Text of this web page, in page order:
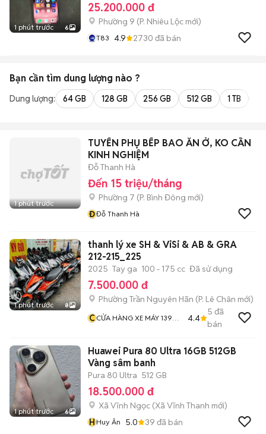
1 phút trước 6
25.200.000 đ
Phường 9 (P. Nhiêu Lộc mới)
T83 4.9 2730 đã bán
Bạn cần tìm dung lượng nào ?
Dung lượng: 64 GB 128 GB 256 GB 512 GB 1 TB
1 phút trước
TUYỂN PHỤ BẾP BAO ĂN Ở, KO CẦN
KINH NGHIỆM
Đỗ Thanh Hà
Đến 15 triệu/tháng
Phường 7 (P. Bình Đông mới)
ĐĐỗ Thanh Hà
1 phút trước 8
thanh lý xe SH & ViSi & AB & GRA
212-215_225
2025 Tay ga 100 - 175 cc Đã sử dụng
7.500.000 đ
Phường Trần Nguyên Hãn (P. Lê Chân mới)
CCỬA HÀNG XE MÁY 139
4.4
5 đã
bán
1 phút trước 6
Huawei Pura 80 Ultra 16GB 512GB
Vàng sâm banh
Pura 80 Ultra 512 GB
18.500.000 đ
Xã Vĩnh Ngọc (Xã Vĩnh Thanh mới)
HHuy Ân 5.0 39 đã bán